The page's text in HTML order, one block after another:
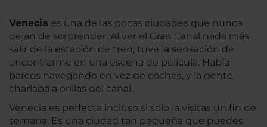
Venecia es una de las pocas ciudades que nunca
dejan de sorprender. Al ver el Gran Canal nada más
salir de la estación de tren, tuve la sensación de
encontrarme en una escena de película. Había
barcos navegando en vez de coches, y la gente
charlaba a orillas del canal.
Venecia es perfecta incluso si solo la visitas un fin de
semana. Es una ciudad tan pequeña que puedes